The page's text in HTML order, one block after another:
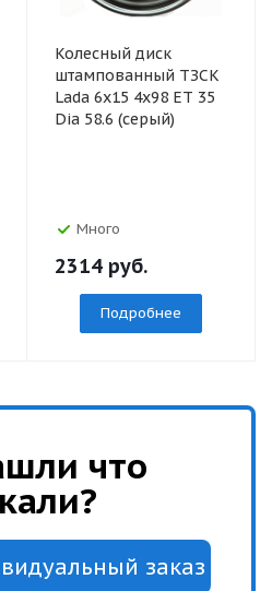
Колесный диск
штампованный ТЗСК
Lada 6x15 4x98 ET 35
Dia 58.6 (серый)
Много
2314 руб.
Подробнее
что